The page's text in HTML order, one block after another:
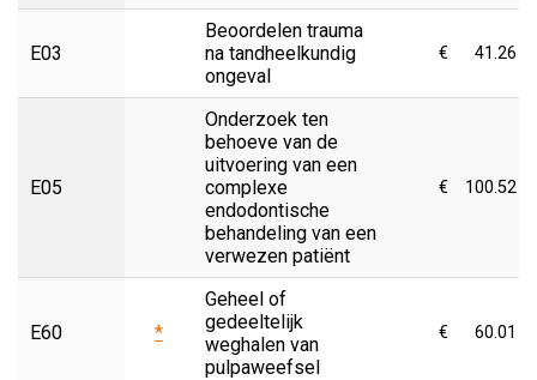
E03
Beoordelen trauma
na tandheelkundig
ongeval
€ 41.26
E05
Onderzoek ten
behoeve van de
uitvoering van een
complexe
endodontische
behandeling van een
verwezen patiënt
€ 100.52
E60 *
Geheel of
gedeeltelijk
weghalen van
pulpaweefsel
€ 60.01